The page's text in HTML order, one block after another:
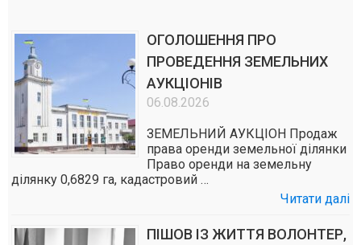
ОГОЛОШЕННЯ ПРО
ПРОВЕДЕННЯ ЗЕМЕЛЬНИХ
АУКЦІОНІВ
06.08.2026
ЗЕМЕЛЬНИЙ АУКЦІОН Продаж
права оренди земельної ділянки
Право оренди на земельну
ділянку 0,6829 га, кадастровий …
Читати далі
ПІШОВ ІЗ ЖИТТЯ ВОЛОНТЕР,